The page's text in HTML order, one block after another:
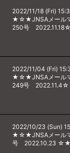
2022/11/18 (Fri)
★☆★JNSAメール
250号
2022/11/04 (Fri)
★☆★JNSAメール
249号
2022/10/23 (Sun)
★☆★JNSAメール
号 2022.10.23